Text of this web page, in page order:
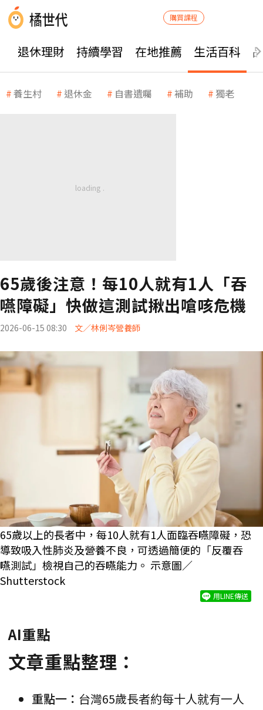
購買課程
退休理財 持續學習 在地推薦 生活百科
養生村 退休金 自書遺囑 補助 獨老
65歲後注意！每10人就有1人「吞
嚥障礙」快做這測試揪出嗆咳危機
2026-06-15 08:30 文／林俐岑營養師
65歲以上的長者中，每10人就有1人面臨吞嚥障礙，恐
導致吸入性肺炎及營養不良，可透過簡便的「反覆吞
嚥測試」檢視自己的吞嚥能力。 示意圖／
Shutterstock
用LINE傳送
AI重點
文章重點整理：
重點一： 台灣65歲長者約每十人就有一人